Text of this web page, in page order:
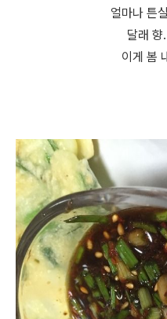
얼마나 튼
달래 향
이게 봄